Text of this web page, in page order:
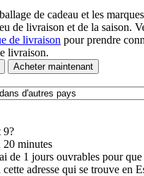
de cadeau et les
de livraison et de la saison.
de livraison pour prendre
livraison.
9?
20 minutes
de 1 jours ouvrables pour
adresse qui se trouve en